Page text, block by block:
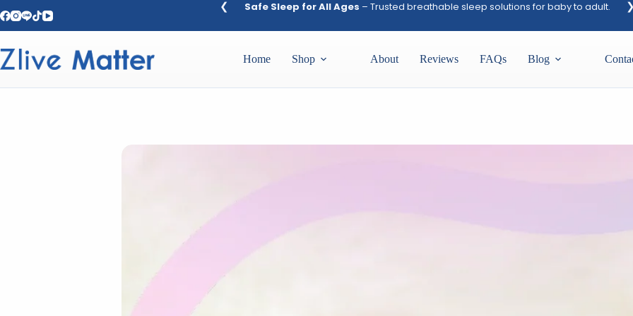
to
content
Discover our breathable pillow & mattress collection.
Home Shop About Reviews FAQs Blog